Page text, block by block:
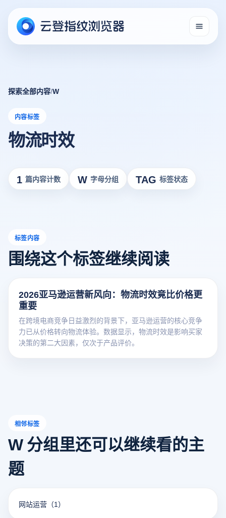
探索全部内容/W
内容标签
物流时效
1 篇内容计数 W 字母分组 TAG 标签状态
标签内容
围绕这个标签继续阅读
2026亚马逊运营新风向：物流时效竟比价格更
重要
在跨境电商竞争日益激烈的背景下，亚马逊运营的核心竞争
力已从价格转向物流体验。数据显示，物流时效是影响买家
决策的第二大因素，仅次于产品评价。
相邻标签
W 分组里还可以继续看的主
题
网站运营 （1）